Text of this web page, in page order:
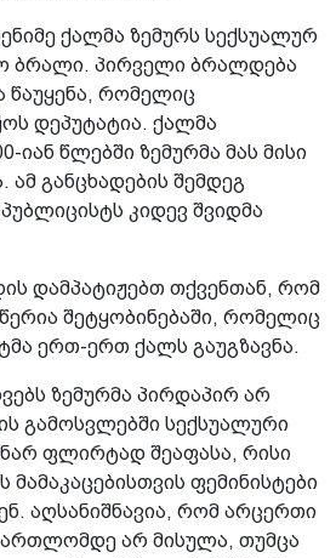
ქალმა ზემურს სექსუალურ
ბრალი. პირველი ბრალდება
წაუყენა, რომელიც
დეპუტატია. ქალმა
იან წლებში ზემურმა მას მისი
ამ განცხადების შემდეგ
კიდევ შვიდმა
დამპატიჟებთ თქვენთან, რომ
შეტყობინებაში, რომელიც
ერთ-ერთ ქალს გაუგზავნა.
ზემურმა პირდაპირ არ
გამოსვლებში სექსუალური
ფლირტად შეაფასა, რისი
ფემინისტები
აღსანიშნავია, რომ არცერთი
არ მისულა, თუმცა